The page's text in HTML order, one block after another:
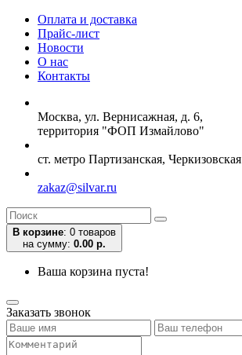
Оплата и доставка
Прайс-лист
Новости
О нас
Контакты
Москва, ул. Вернисажная, д. 6,
территория "ФОП Измайлово"
ст. метро Партизанская, Черкизовская
zakaz@silvar.ru
В корзине: 0 товаров
на сумму: 0.00 р.
Ваша корзина пуста!
Заказать звонок